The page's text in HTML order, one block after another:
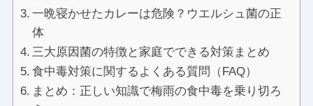
一晩寝かせたカレーは危険？ウエルシュ菌の正
体
三大原因菌の特徴と家庭でできる対策まとめ
食中毒対策に関するよくある質問（FAQ）
まとめ：正しい知識で梅雨の食中毒を乗り切ろ